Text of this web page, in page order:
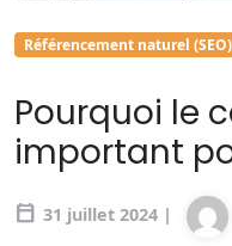
Référencement naturel (SEO)
Pourquoi le
important
calendar_today 31 juillet 2024 |